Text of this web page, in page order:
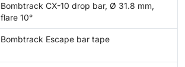
Bombtrack CX-10 drop bar, Ø 31.8 mm,
flare 10°
Bombtrack Escape bar tape